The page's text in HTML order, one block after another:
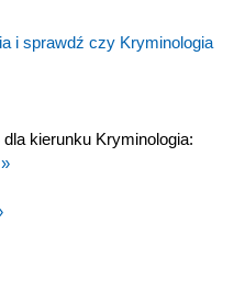
i sprawdź czy Kryminologia
kierunku Kryminologia: